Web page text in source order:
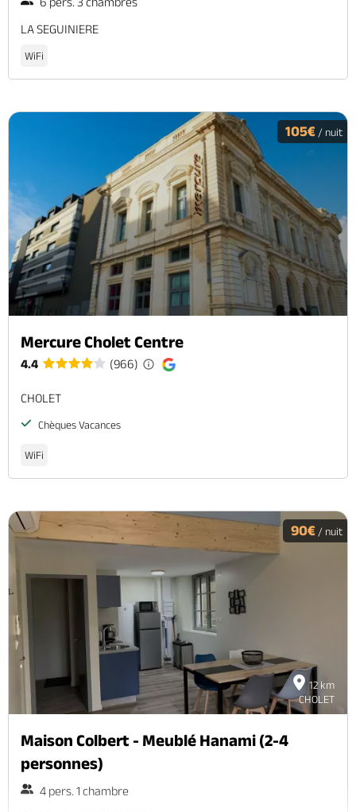
LA SEGUINIERE
WiFi
105€ / nuit
Mercure Cholet Centre
4.4 (966)
CHOLET
Chèques Vacances
WiFi
12 km
CHOLET
90€ / nuit
Maison Colbert - Meublé Hanami (2-4
personnes)
4 pers. 1 chambre